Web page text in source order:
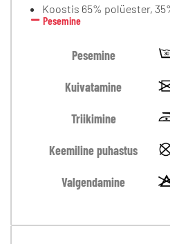
Koostis 65% polüester,
Pesemine
Pesemine
Kuivatamine
Triikimine
Keemiline puhastus
Valgendamine